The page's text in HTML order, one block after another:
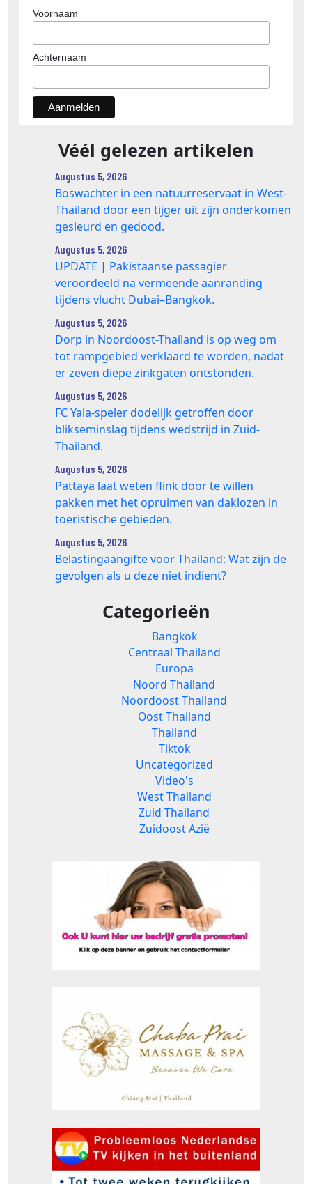
Voornaam
Achternaam
Véél gelezen artikelen
Augustus 5, 2026
Boswachter in een natuurreservaat in West-
Thailand door een tijger uit zijn onderkomen
gesleurd en gedood.
Augustus 5, 2026
UPDATE | Pakistaanse passagier
veroordeeld na vermeende aanranding
tijdens vlucht Dubai–Bangkok.
Augustus 5, 2026
Dorp in Noordoost-Thailand is op weg om
tot rampgebied verklaard te worden, nadat
er zeven diepe zinkgaten ontstonden.
Augustus 5, 2026
FC Yala-speler dodelijk getroffen door
blikseminslag tijdens wedstrijd in Zuid-
Thailand.
Augustus 5, 2026
Pattaya laat weten flink door te willen
pakken met het opruimen van daklozen in
toeristische gebieden.
Augustus 5, 2026
Belastingaangifte voor Thailand: Wat zijn de
gevolgen als u deze niet indient?
Categorieën
Bangkok
Centraal Thailand
Europa
Noord Thailand
Noordoost Thailand
Oost Thailand
Thailand
Tiktok
Uncategorized
Video's
West Thailand
Zuid Thailand
Zuidoost Azië